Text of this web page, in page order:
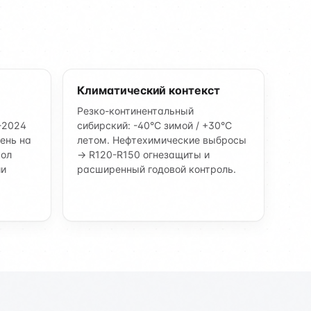
на
Климатический контекст
Резко-континентальный
сибирский: -40°C зимой / +30°C
летом. Нефтехимические выбросы
→ R120-R150 огнезащиты и
расширенный годовой контроль.